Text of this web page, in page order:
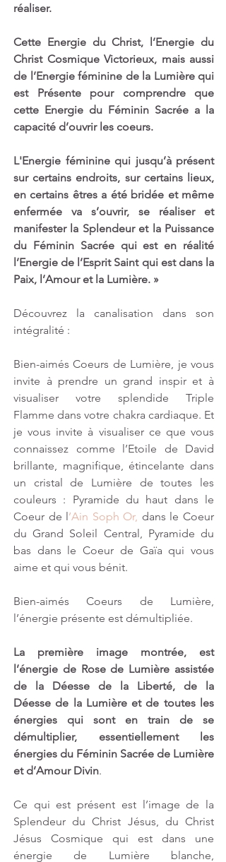
réaliser.
Cette Energie du Christ, l’Energie du
Christ Cosmique Victorieux, mais aussi
de l’Energie féminine de la Lumière qui
est Présente pour comprendre que
cette Energie du Féminin Sacrée a la
capacité d’ouvrir les coeurs.
L'Energie féminine qui jusqu’à présent
sur certains endroits, sur certains lieux,
en certains êtres a été bridée et même
enfermée va s’ouvrir, se réaliser et
manifester la Splendeur et la Puissance
du Féminin Sacrée qui est en réalité
l’Energie de l’Esprit Saint qui est dans la
Paix, l’Amour et la Lumière. »
Découvrez la canalisation dans son
intégralité :
Bien-aimés Coeurs de Lumière, je vous
invite à prendre un grand inspir et à
visualiser votre splendide Triple
Flamme dans votre chakra cardiaque. Et
je vous invite à visualiser ce que vous
connaissez comme l’Etoile de David
brillante, magnifique, étincelante dans
un cristal de Lumière de toutes les
couleurs : Pyramide du haut dans le
Coeur de l’Ain Soph Or, dans le Coeur
du Grand Soleil Central, Pyramide du
bas dans le Coeur de Gaïa qui vous
aime et qui vous bénit.
Bien-aimés Coeurs de Lumière,
l’énergie présente est démultipliée.
La première image montrée, est
l’énergie de Rose de Lumière assistée
de la Déesse de la Liberté, de la
Déesse de la Lumière et de toutes les
énergies qui sont en train de se
démultiplier, essentiellement les
énergies du Féminin Sacrée de Lumière
et d’Amour Divin.
Ce qui est présent est l’image de la
Splendeur du Christ Jésus, du Christ
Jésus Cosmique qui est dans une
énergie de Lumière blanche,